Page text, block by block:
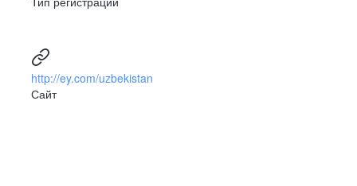
http://ey.com/uzbekistan
Сайт